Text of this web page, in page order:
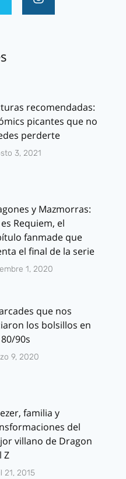
recomendadas:
picantes que no
perderte
3, 2021
y Mazmorras:
Requiem, el
fanmade que
el final de la serie
1, 2020
que nos
los bolsillos en
90s
9, 2020
familia y
del
villano de Dragon
Z
21, 2015